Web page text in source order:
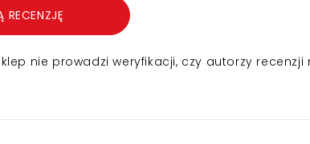
RECENZJĘ
nie prowadzi weryfikacji, czy autorzy recenzji